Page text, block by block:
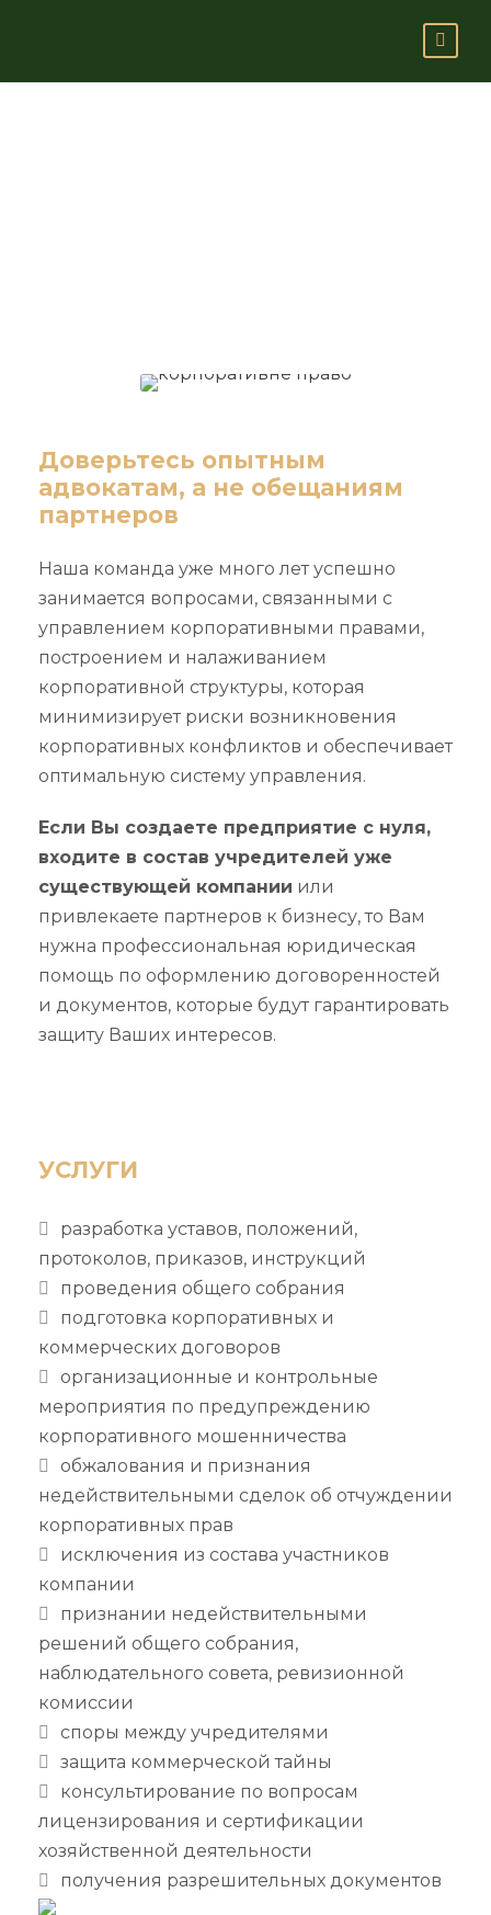
Доверьтесь опытным
адвокатам, а не обещаниям
партнеров
Наша команда уже много лет успешно
занимается вопросами, связанными с
управлением корпоративными правами,
построением и налаживанием
корпоративной структуры, которая
минимизирует риски возникновения
корпоративных конфликтов и обеспечивает
оптимальную систему управления.
Если Вы создаете предприятие с нуля,
входите в состав учредителей уже
существующей компании или
привлекаете партнеров к бизнесу, то Вам
нужна профессиональная юридическая
помощь по оформлению договоренностей
и документов, которые будут гарантировать
защиту Ваших интересов.
УСЛУГИ
разработка уставов, положений,
протоколов, приказов, инструкций
проведения общего собрания
подготовка корпоративных и
коммерческих договоров
организационные и контрольные
мероприятия по предупреждению
корпоративного мошенничества
обжалования и признания
недействительными сделок об отчуждении
корпоративных прав
исключения из состава участников
компании
признании недействительными
решений общего собрания,
наблюдательного совета, ревизионной
комиссии
споры между учредителями
защита коммерческой тайны
консультирование по вопросам
лицензирования и сертификации
хозяйственной деятельности
получения разрешительных документов